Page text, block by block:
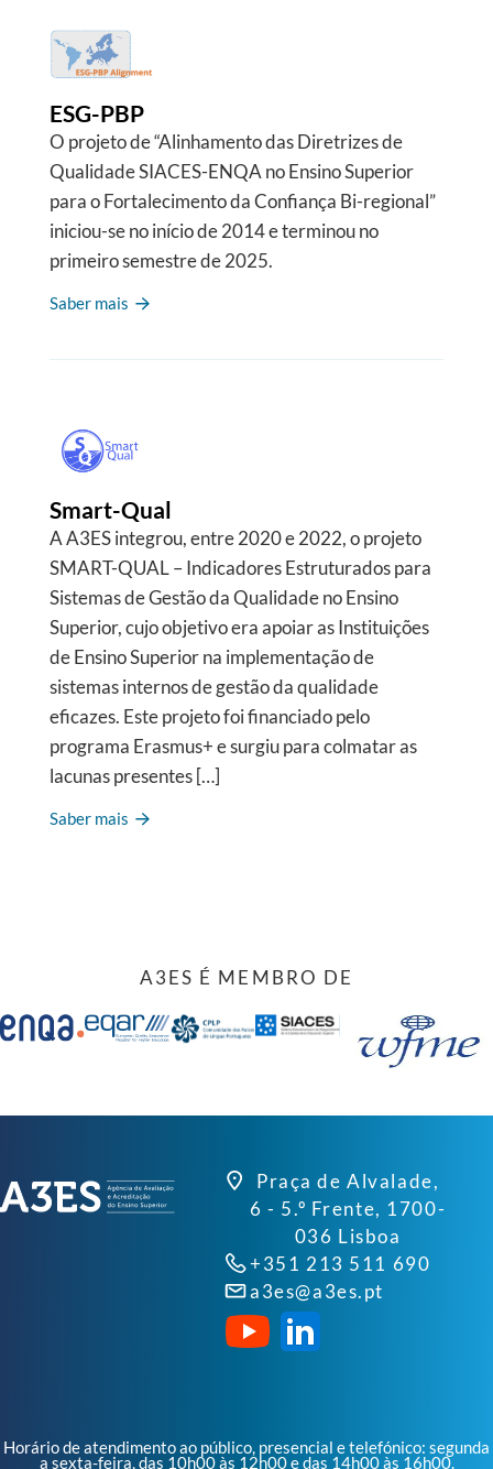
ESG-PBP
O projeto de “Alinhamento das Diretrizes de
Qualidade SIACES-ENQA no Ensino Superior
para o Fortalecimento da Confiança Bi-regional”
iniciou-se no início de 2014 e terminou no
primeiro semestre de 2025.
Saber mais
Smart-Qual
A A3ES integrou, entre 2020 e 2022, o projeto
SMART-QUAL – Indicadores Estruturados para
Sistemas de Gestão da Qualidade no Ensino
Superior, cujo objetivo era apoiar as Instituições
de Ensino Superior na implementação de
sistemas internos de gestão da qualidade
eficazes. Este projeto foi financiado pelo
programa Erasmus+ e surgiu para colmatar as
lacunas presentes […]
Saber mais
A3ES É MEMBRO DE
Praça de Alvalade,
6 - 5.º Frente, 1700-
036 Lisboa
+351 213 511 690
a3es@a3es.pt
Horário de atendimento ao público, presencial e telefónico: segunda
a sexta-feira, das 10h00 às 12h00 e das 14h00 às 16h00.